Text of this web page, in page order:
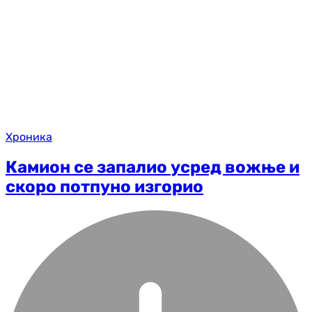
Хроника
Камион се запалио усред вожње и
скоро потпуно изгорио